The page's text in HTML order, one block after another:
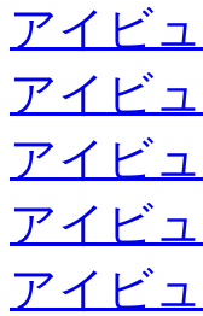
アイビ
アイビ
アイビ
アイビ
アイビ